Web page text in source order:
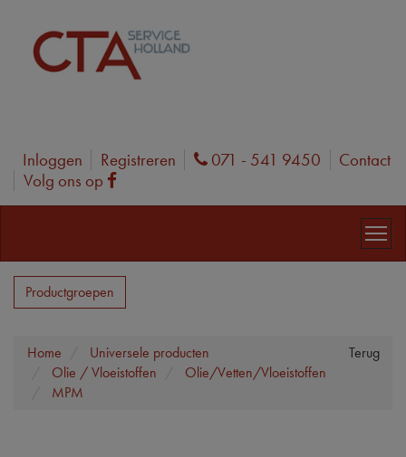
Inloggen Registreren Phone
071 - 541 9450
Contact
Volg ons op
Facebook
Productgroepen
Terug
Home
Universele producten
Olie / Vloeistoffen
Olie/Vetten/Vloeistoffen
MPM